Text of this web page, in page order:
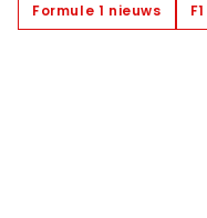
Formule 1 nieuws F1